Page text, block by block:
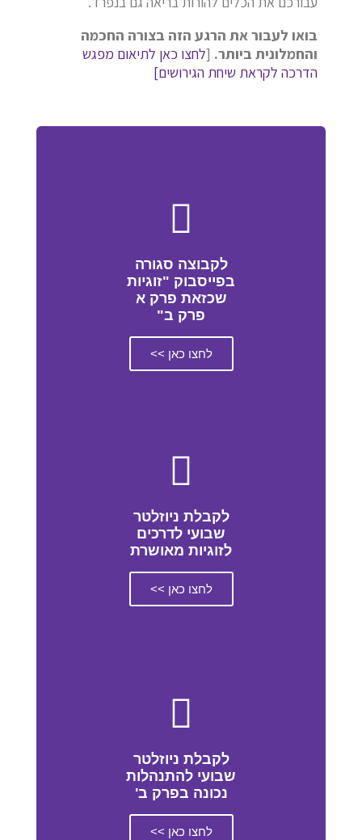
בואו לעבור את הרגע הזה בצורה החכמה
והחמלונית ביותר. [לחצו כאן לתיאום מפגש
הדרכה לקראת שיחת הגירושים]
לקבוצה סגורה
בפייסבוק "זוגיות
שכזאת פרק א
פרק ב"
לחצו כאן >>
לקבלת ניוזלטר
שבועי לדרכים
לזוגיות מאושרת
לחצו כאן >>
לקבלת ניוזלטר
שבועי להתנהלות
נכונה בפרק ב'
לחצו כאן >>